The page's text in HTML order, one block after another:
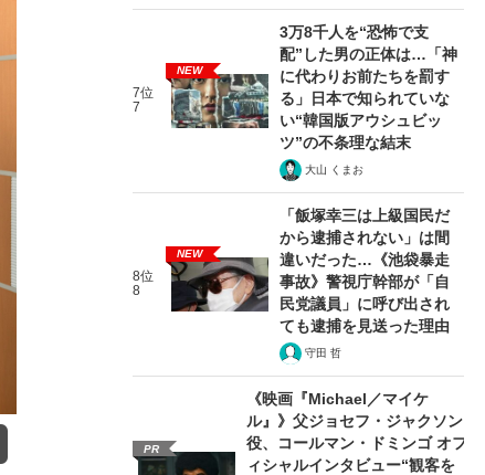
7位
7
NEW
3万8千人を“恐怖で支
配”した男の正体は…「神
に代わりお前たちを罰す
る」日本で知られていな
い“韓国版アウシュビッ
ツ”の不条理な結末
大山 くまお
8位
8
NEW
「飯塚幸三は上級国民だ
から逮捕されない」は間
違いだった…《池袋暴走
事故》警視庁幹部が「自
民党議員」に呼び出され
ても逮捕を見送った理由
守田 哲
PR
《映画『Michael／マイケ
ル』》父ジョセフ・ジャクソン
役、コールマン・ドミンゴ オフ
ィシャルインタビュー“観客を